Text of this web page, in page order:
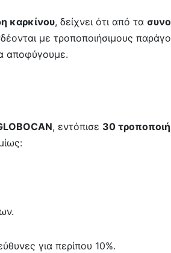
καρκίνου, δείχνει ότι από τα
με τροποποιήσιμους
αποφύγουμε.
, εντόπισε 30
για περίπου 10%.